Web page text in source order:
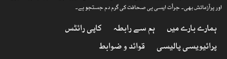
اور پرآزمائش بھی۔ جرأت ایسی ہی صحافت کی گرم دم جستجو ہے۔
ہمارے بارے میں ہم سے رابطہ
کاپی رائٹس
پرائیویسی پالیسی
قوائد و ضوابط